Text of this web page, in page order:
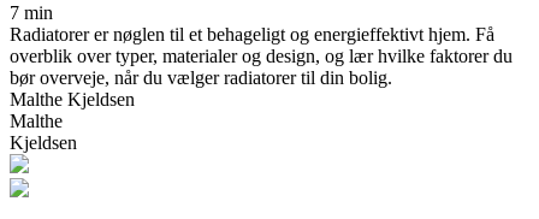
7 min
Radiatorer er nøglen til et behageligt og energieffektivt hjem. Få
overblik over typer, materialer og design, og lær hvilke faktorer du
bør overveje, når du vælger radiatorer til din bolig.
Malthe Kjeldsen
Malthe
Kjeldsen